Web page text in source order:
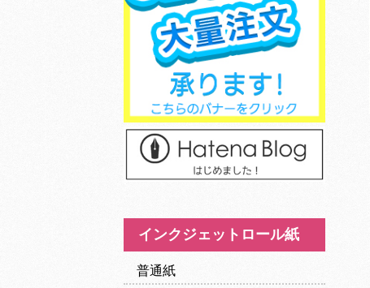
インクジェットロール紙
普通紙